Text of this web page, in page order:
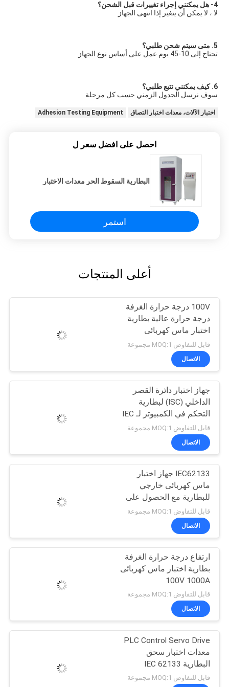
4- هل يمكنني إجراء تغييرات قبل الشحن؟
لا ، لا يمكن أن يتغير إذا انتهى الجهاز
5. متى سيتم شحن طلبي؟
تحتاج إلى 10-45 يوم عمل على أساس نوع الجهاز
6. كيف يمكنني تتبع طلبي؟
سوف نرسل الجدول الزمني حسب كل مرحلة
اختبار الآلات، معدات اختبار التصاق Adhesion Testing Equipment
احصل على افضل سعر ل
البطارية السقوط الحر معدات الاختبار
استمر
أعلى المنتجات
100V درجة حرارة الغرفة
درجة حرارة عالية بطارية
اختبار ماس كهربائى
UN38.3 IEC 62133
قابل للتفاوض MOQ:1 مجموعة
الاتصال
جهاز اختبار دائرة القصر
الداخلي (ISC) لبطارية
التحكم في الكمبيوتر لـ IEC
62133
قابل للتفاوض MOQ:1 مجموعة
الاتصال
IEC62133 جهاز اختبار
ماس كهربائى خارجي
للبطارية مع الحصول على
بيانات 5 قنوات
قابل للتفاوض MOQ:1 مجموعة
الاتصال
ارتفاع درجة حرارة الغرفة
بطارية اختبار ماس كهربائى
100V 1000A
قابل للتفاوض MOQ:1 مجموعة
الاتصال
PLC Control Servo Drive
معدات اختبار سحق
البطارية IEC 62133
قابل للتفاوض MOQ:1 مجموعة